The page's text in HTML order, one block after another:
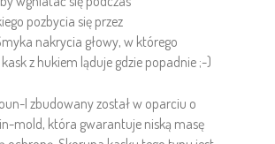
pozbycia się przez
nakrycia głowy, w którego
z hukiem ląduje gdzie popadnie ;-)
I zbudowany został w oparciu o
mold, która gwarantuje niską masę